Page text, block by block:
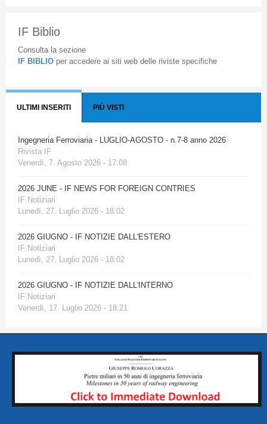
IF Biblio
Consulta la sezione
IF BIBLIO per accedere ai siti web delle riviste specifiche
ULTIMI INSERITI PIÙ VISTI
Ingegneria Ferroviaria - LUGLIO-AGOSTO - n.7-8 anno 2026
Rivista IF
Venerdì, 7. Agosto 2026 - 17:08
2026 JUNE - IF NEWS FOR FOREIGN CONTRIES
IF Notiziari
Lunedì, 27. Luglio 2026 - 18:02
2026 GIUGNO - IF NOTIZIE DALL'ESTERO
IF Notiziari
Lunedì, 27. Luglio 2026 - 18:02
2026 GIUGNO - IF NOTIZIE DALL'INTERNO
IF Notiziari
Venerdì, 17. Luglio 2026 - 18:21